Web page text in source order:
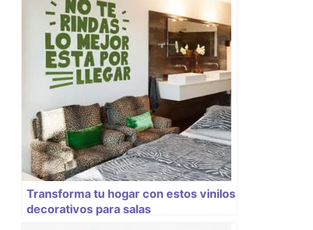
Transforma tu hogar con estos vinilos
decorativos para salas